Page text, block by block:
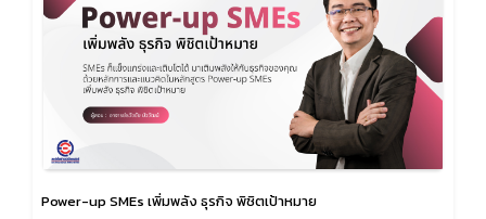
Power-up SMEs เพิ่มพลัง ธุรกิจ พิชิตเป้าหมาย